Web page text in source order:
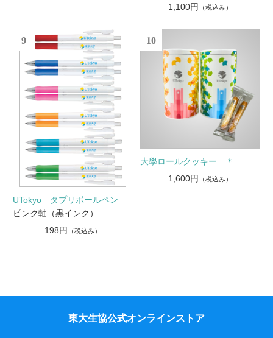
1,100円
（税込み）
9
UTokyo タプリボールペン
ピンク軸（黒インク）
198円
（税込み）
10
大學ロールクッキー ＊
1,600円
（税込み）
東大生協公式オンラインストア